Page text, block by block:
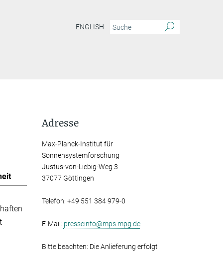
ENGLISH
Adresse
Max-Planck-Institut für
Sonnensystemforschung
Justus-von-Liebig-Weg 3
37077 Göttingen
Telefon: +49 551 384 979-0
E-Mail: presseinfo@mps.mpg.de
Bitte beachten: Die Anlieferung erfolgt